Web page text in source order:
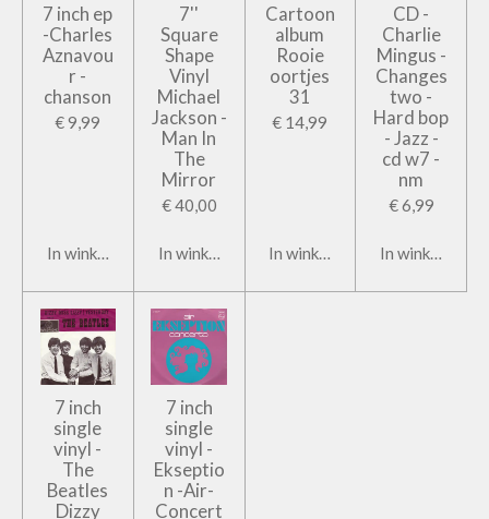
7 inch ep
-Charles
Aznavou
r -
chanson
€ 9,99
In winkelwagen
7''
Square
Shape
Vinyl
Michael
Jackson -
Man In
The
Mirror
€ 40,00
In winkelwagen
Cartoon
album
Rooie
oortjes
31
€ 14,99
In winkelwagen
CD -
Charlie
Mingus -
Changes
two -
Hard bop
- Jazz -
cd w7 -
nm
€ 6,99
In
7 inch
single
vinyl -
The
Beatles
Dizzy
7 inch
single
vinyl -
Ekseptio
n -Air-
Concert